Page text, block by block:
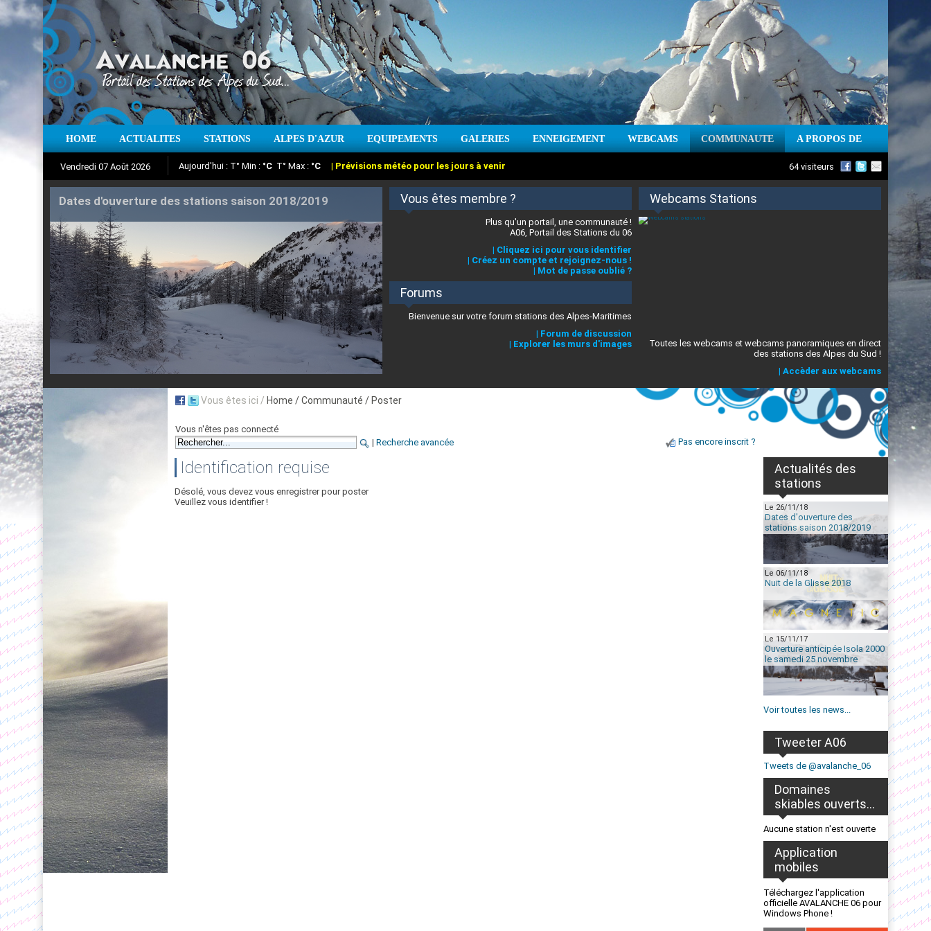
HOME ACTUALITES STATIONS ALPES D'AZUR EQUIPEMENTS GALERIES ENNEIGEMENT WEBCAMS COMMUNAUTE A PROPOS DE
Vendredi 07 Août 2026
Aujourd'hui : T° Min :°CT° Max : Prévisions météo pour les jours à venir
Neige sur 12 heures : Vent : Prévisions météo pour les jours à venir
Suivez en direct l'actualité des stations des Alpes-Maritimes
64 visiteurs
Vous êtes membre ?
Plus qu'un portail, une communauté !
A06, Portail des Stations du 06
| Cliquez ici pour vous identifier
| Créez un compte et rejoignez-nous !
| Mot de passe oublié ?
Forums
Bienvenue sur votre forum stations des Alpes-Maritimes
| Forum de discussion
| Explorer les murs d'images
Webcams Stations
Toutes les webcams et webcams panoramiques en direct
des stations des Alpes du Sud !
| Accèder aux webcams
Vous êtes ici / Home / Communauté / Poster
Vous n'êtes pas connecté
| Recherche avancée Pas encore inscrit ?
Identification requise
Désolé, vous devez vous enregistrer pour poster
Veuillez vous identifier !
Actualités des
stations
Le 26/11/18
Dates d'ouverture des
stations saison 2018/2019
Le 06/11/18
Nuit de la Glisse 2018
Le 15/11/17
Ouverture anticipée Isola 2000
le samedi 25 novembre
Voir toutes les news...
Tweeter A06
Tweets de @avalanche_06
Domaines
skiables ouverts...
Aucune station n'est ouverte
Application
mobiles
Téléchargez l'application
officielle AVALANCHE 06 pour
Windows Phone !